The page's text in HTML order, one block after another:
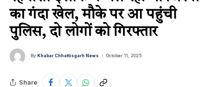
का गंदा खेल, मौके पर आ पहुंची
पुलिस, दो लोगों को गिरफ्तार
By Khabar Chhattisgarh News October 11, 2025
Share